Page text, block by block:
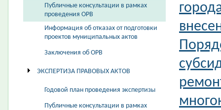
Публичные консультации в рамках
проведения ОРВ
Информация об отказах от подготовки
проектов муниципальных актов
Заключения об ОРВ
ЭКСПЕРТИЗА ПРАВОВЫХ АКТОВ
Годовой план проведения экспертизы
Публичные консультации в рамках